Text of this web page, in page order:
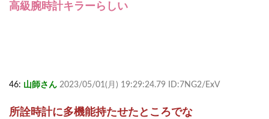
高級腕時計キラーらしい
46: 山師さん 2023/05/01(月) 19:29:24.79 ID:7NG2/ExV
所詮時計に多機能持たせたところでな